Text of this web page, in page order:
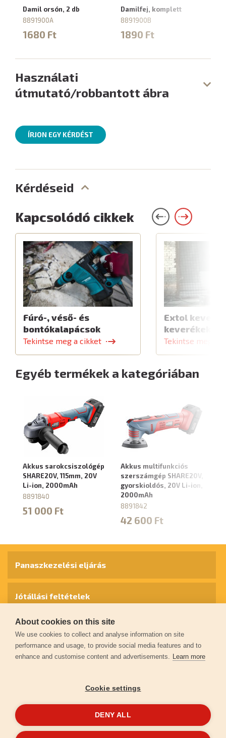
Damil orsón, 2 db
8891900A
1680 Ft
Damilfej, komplett
8891900B
1890 Ft
Használati
útmutató/robbantott ábra
ÍRJON EGY KÉRDÉST
Kérdéseid
Kapcsolódó cikkek
Fúró-, véső- és
bontókalapácsok
Tekintse meg a cikket
Extol
Tekintse meg a
Egyéb termékek a kategóriában
Akkus sarokcsiszológép
SHARE20V, 115mm, 20V
Li-ion, 2000mAh
8891840
51 000 Ft
Akkus multifunkciós
szerszámgép SHARE20V,
gyorskioldós, 20V Li-ion,
2000mAh
8891842
42 600 Ft
© 2026extol.hu- Minden jog fenntartva
Panaszkezelési eljárás
Jótállási feltételek
Személyes adatok védelme
Kapcsolat
Garancia regisztráció
About cookies on this site
We use cookies to collect and analyse information on site
performance and usage, to provide social media features and to
enhance and customise content and advertisements. Learn more
Cookie settings
DENY ALL